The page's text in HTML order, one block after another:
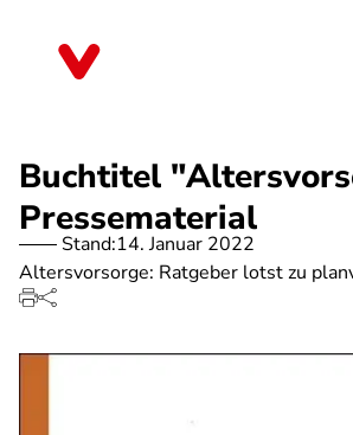
Buchtitel
Pressematerial
Stand:14. Januar 2022
Altersvorsorge: Ratgeber lotst zu